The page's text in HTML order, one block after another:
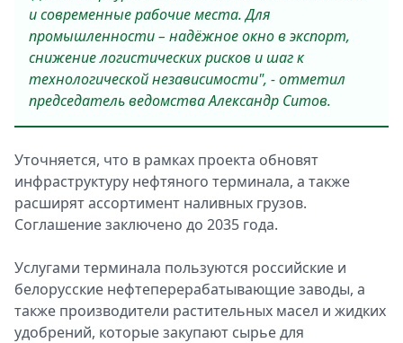
и современные рабочие места. Для
промышленности – надёжное окно в экспорт,
снижение логистических рисков и шаг к
технологической независимости", - отметил
председатель ведомства Александр Ситов.
Уточняется, что в рамках проекта обновят
инфраструктуру нефтяного терминала, а также
расширят ассортимент наливных грузов.
Соглашение заключено до 2035 года.
Услугами терминала пользуются российские и
белорусские нефтеперерабатывающие заводы, а
также производители растительных масел и жидких
удобрений, которые закупают сырье для